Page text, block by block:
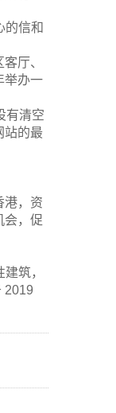
的信和
厅、
举办一
有清空
站的最
港，资
会，促
筑，
2019